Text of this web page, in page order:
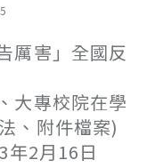
厲害」全國反
大專校院在學
、附件檔案)
年2月16日